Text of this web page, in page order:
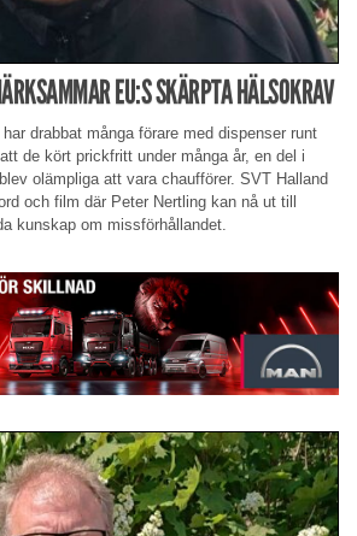
EU:S SKÄRPTA HÄLSOKRAV
drabbat många förare med dispenser runt
de kört prickfritt under många år, en del i
olämpliga att vara chaufförer. SVT Halland
och film där Peter Nertling kan nå ut till
kunskap om missförhållandet.